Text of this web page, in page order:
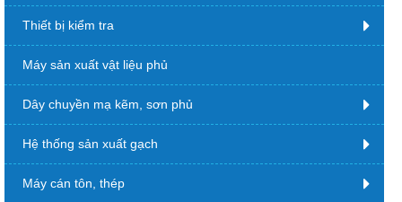
Thiết bị kiểm tra
Máy sản xuất vật liệu phủ
Dây chuyền mạ kẽm, sơn phủ
Hệ thống sản xuất gạch
Máy cán tôn, thép